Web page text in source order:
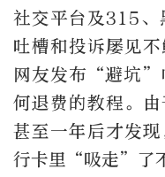
社交平台及315、
吐槽和投诉屡见
网友发布“避坑”
何退费的教程。
甚至一年后才发
行卡里“吸走”了